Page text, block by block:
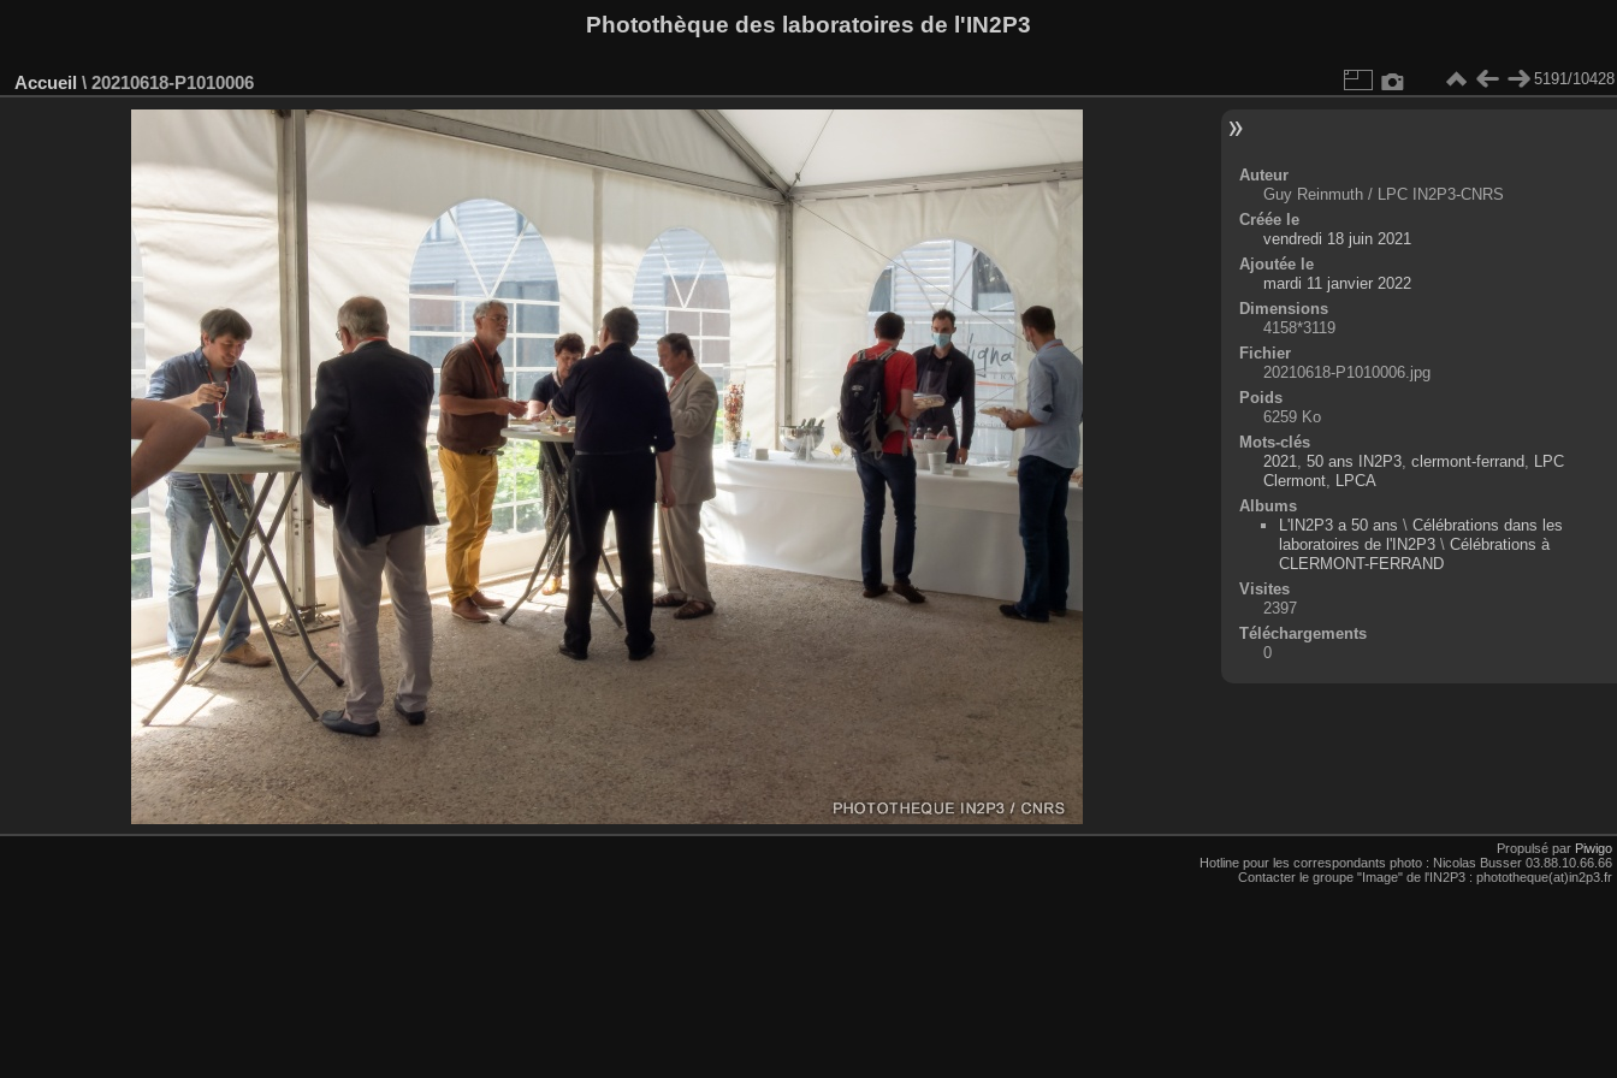
Photothèque des laboratoires de l'IN2P3
Accueil \ 20210618-P1010006 5191/10428
Auteur
Guy Reinmuth / LPC IN2P3-CNRS
Créée le
vendredi 18 juin 2021
Ajoutée le
mardi 11 janvier 2022
Dimensions
4158*3119
Fichier
20210618-P1010006.jpg
Poids
6259 Ko
Mots-clés
2021
50 ans IN2P3, clermont-ferrand
LPC
Clermont,
LPCA
Albums
L'IN2P3 a 50 ans \ Célébrations dans les
laboratoires de l'IN2P3\ Célébrations à
CLERMONT-FERRAND
Visites
2397
Téléchargements
0
Propulsé par Piwigo
Hotline pour les correspondants photo : Nicolas Busser 03.88.10.66.66
Contacter le groupe "Image" de l'IN2P3 : phototheque(at)in2p3.fr